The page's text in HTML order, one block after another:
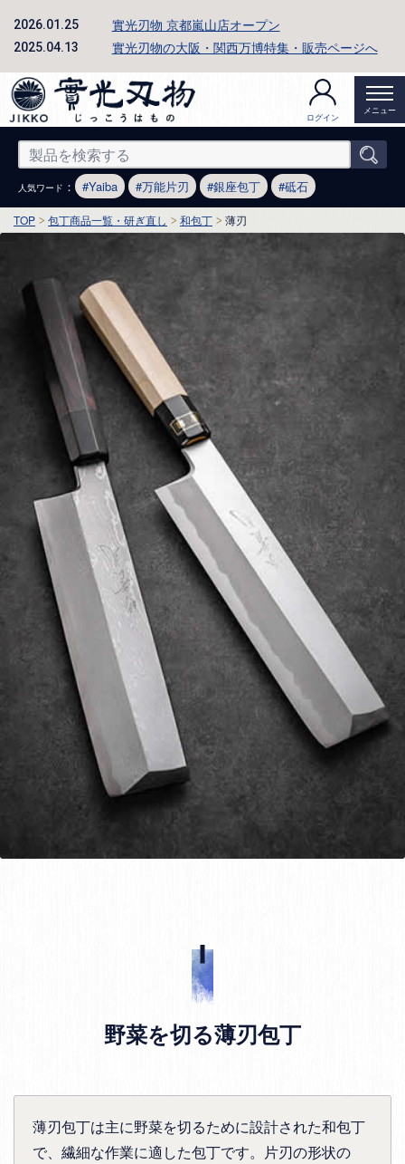
2026.01.25 實光刃物 京都嵐山店オープン
2025.04.13 實光刃物の大阪・関西万博特集・販売ページへ
ログイン
メニュー
人気ワード ： Yaiba 万能片刃 銀座包丁 砥石
TOP 包丁商品一覧・研ぎ直し 和包丁 薄刃
野菜を切る薄刃包丁
薄刃包丁は主に野菜を切るために設計された和包丁
で、繊細な作業に適した包丁です。片刃の形状の